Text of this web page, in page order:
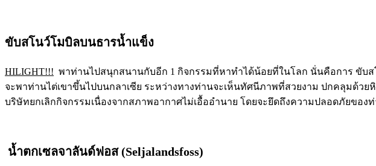
ขับสโนว์โมบิลบนธารน้ำแข็ง
HILIGHT!!! พาท่านไปสนุกสนานกับอีก 1 กิจกรรมที่หาทำได้น้อยที่ในโลก นั่นคือการ ขับ
จะพาท่านไต่เขาขึ้นไปบนกลาเซีย ระหว่างทางท่านจะเห็นทัศนีภาพที่สวยงาม ปกคลุมด้
บริษัทยกเลิกกิจกรรมเนื่องจากสภาพอากาศไม่เอื้ออำนาย โดยจะยึดถึงความปลอดภัยของ
น้ำตกเซลจาลันด์ฟอส (Seljalandsfoss)